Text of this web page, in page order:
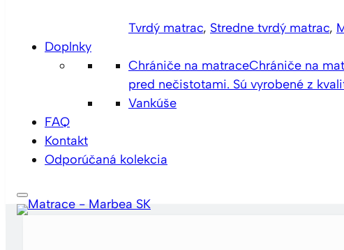
Tvrdý matrac, Stredne tvrdý matrac,
Doplnky
Chrániče na matraceChrániče na
pred nečistotami. Sú vyrobené z
Vankúše
FAQ
Kontakt
Odporúčaná kolekcia